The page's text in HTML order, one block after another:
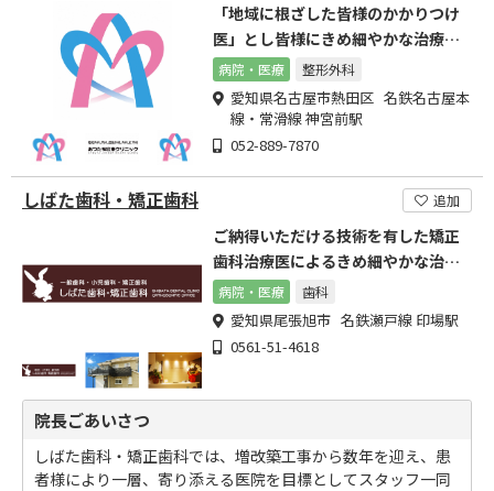
「地域に根ざした皆様のかかりつけ
医」とし皆様にきめ細やかな治療を
目指します。
病院・医療 整形外科
愛知県名古屋市熱田区 名鉄名古屋本
線・常滑線 神宮前駅
052-889-7870
しばた歯科・矯正歯科 追加
ご納得いただける技術を有した矯正
歯科治療医によるきめ細やかな治療
をご提供しております。
病院・医療 歯科
愛知県尾張旭市 名鉄瀬戸線 印場駅
0561-51-4618
院長ごあいさつ
しばた歯科・矯正歯科では、増改築工事から数年を迎え、患
者様により一層、寄り添える医院を目標としてスタッフ一同